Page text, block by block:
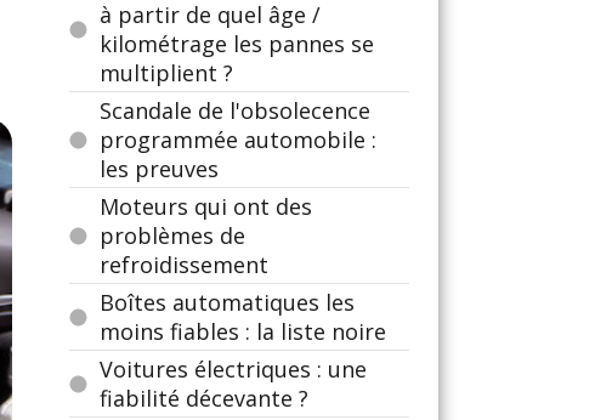
à partir de quel âge /
kilométrage les pannes se
multiplient ?
Scandale de l'obsolecence
programmée automobile :
les preuves
Moteurs qui ont des
problèmes de
refroidissement
Boîtes automatiques les
moins fiables : la liste noire
Voitures électriques : une
fiabilité décevante ?